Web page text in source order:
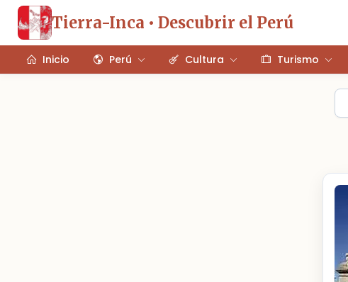
Tierra-Inca • Descubrir el Perú
Inicio Perú Cultura Turismo